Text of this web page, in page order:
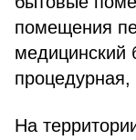
помещения
медицинский
На